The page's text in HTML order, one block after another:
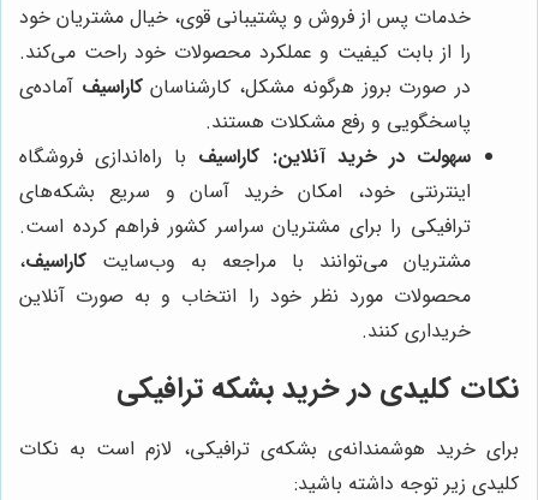
خدمات پس از فروش و پشتیبانی قوی، خیال مشتریان خود
را از بابت کیفیت و عملکرد محصولات خود راحت می‌کند.
در صورت بروز هرگونه مشکل، کارشناسانکاراسیف آماده‌ی
پاسخگویی و رفع مشکلات هستند.
سهولت در خرید آنلاین: کاراسیف با راه‌اندازی فروشگاه
اینترنتی خود، امکان خرید آسان و سریع بشکه‌های
ترافیکی را برای مشتریان سراسر کشور فراهم کرده است.
مشتریان می‌توانند با مراجعه به وب‌سایت کاراسیف،
محصولات مورد نظر خود را انتخاب و به صورت آنلاین
خریداری کنند.
نکات کلیدی در خرید بشکه ترافیکی
برای خرید هوشمندانه‌ی بشکه‌ی ترافیکی، لازم است به نکات
کلیدی زیر توجه داشته باشید: